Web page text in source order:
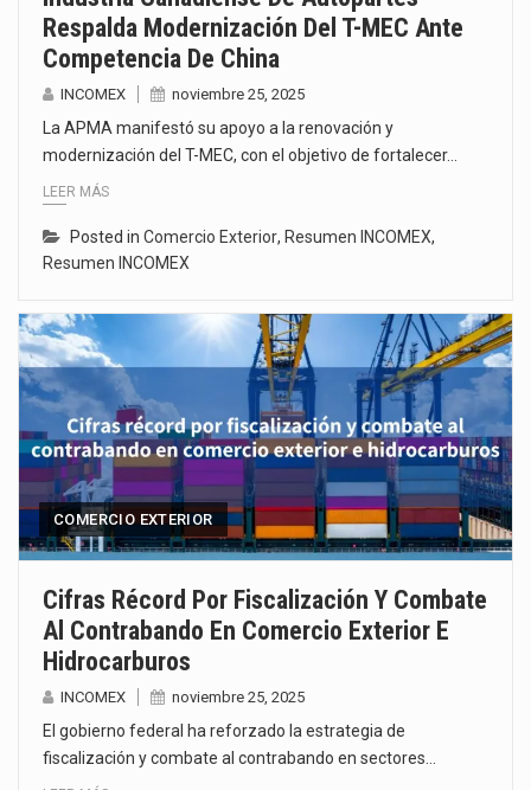
Respalda Modernización Del T-MEC Ante
Competencia De China
INCOMEX noviembre 25, 2025
La APMA manifestó su apoyo a la renovación y
modernización del T-MEC, con el objetivo de fortalecer…
LEER MÁS
Posted in Comercio Exterior, Resumen INCOMEX,
Resumen INCOMEX
COMERCIO EXTERIOR
Cifras Récord Por Fiscalización Y Combate
Al Contrabando En Comercio Exterior E
Hidrocarburos
INCOMEX noviembre 25, 2025
El gobierno federal ha reforzado la estrategia de
fiscalización y combate al contrabando en sectores…